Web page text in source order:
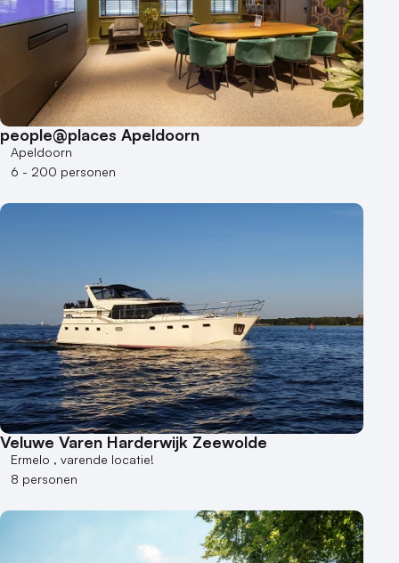
people@places Apeldoorn
Apeldoorn
6 - 200 personen
Veluwe Varen Harderwijk Zeewolde
Ermelo , varende locatie!
8 personen